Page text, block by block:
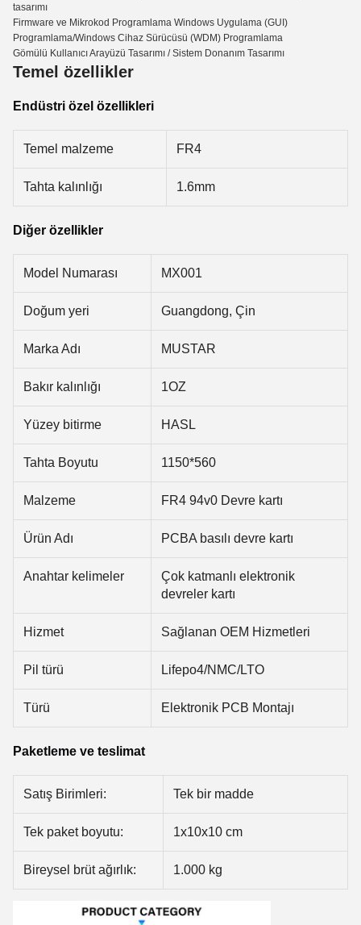
tasarımı
Firmware ve Mikrokod Programlama Windows Uygulama (GUI)
Programlama/Windows Cihaz Sürücüsü (WDM) Programlama
Gömülü Kullanıcı Arayüzü Tasarımı / Sistem Donanım Tasarımı
Temel özellikler
Endüstri özel özellikleri
Temel malzeme FR4
Tahta kalınlığı 1.6mm
Diğer özellikler
Model Numarası MX001
Doğum yeri Guangdong, Çin
Marka Adı MUSTAR
Bakır kalınlığı 1OZ
Yüzey bitirme HASL
Tahta Boyutu 1150*560
Malzeme FR4 94v0 Devre kartı
Ürün Adı PCBA basılı devre kartı
Anahtar kelimeler
Çok katmanlı elektronik
devreler kartı
Hizmet Sağlanan OEM Hizmetleri
Pil türü Lifepo4/NMC/LTO
Türü Elektronik PCB Montajı
Paketleme ve teslimat
Satış Birimleri: Tek bir madde
Tek paket boyutu: 1x10x10 cm
Bireysel brüt ağırlık: 1.000 kg